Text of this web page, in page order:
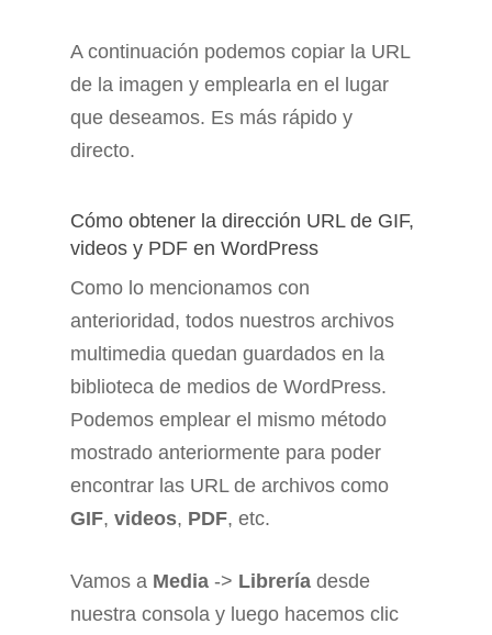
A continuación podemos copiar la URL
de la imagen y emplearla en el lugar
que deseamos. Es más rápido y
directo.
Cómo obtener la dirección URL de GIF,
videos y PDF en WordPress
Como lo mencionamos con
anterioridad, todos nuestros archivos
multimedia quedan guardados en la
biblioteca de medios de WordPress.
Podemos emplear el mismo método
mostrado anteriormente para poder
encontrar las URL de archivos como
GIF, videos, PDF, etc.
Vamos a Media -> Librería desde
nuestra consola y luego hacemos clic